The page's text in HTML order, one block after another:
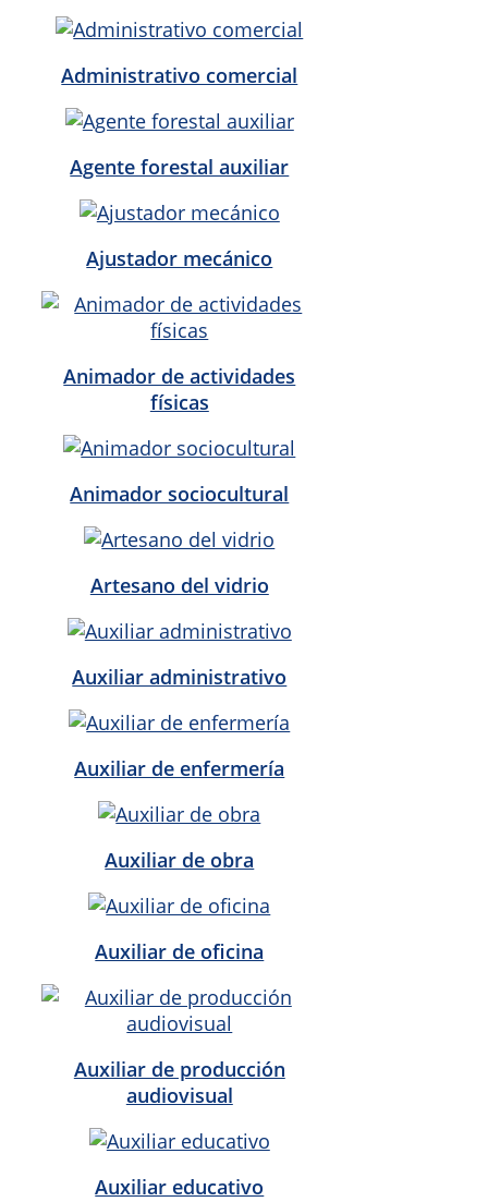
Administrativo comercial
Agente forestal auxiliar
Ajustador mecánico
Animador de actividades
físicas
Animador sociocultural
Artesano del vidrio
Auxiliar administrativo
Auxiliar de enfermería
Auxiliar de obra
Auxiliar de oficina
Auxiliar de producción
audiovisual
Auxiliar educativo